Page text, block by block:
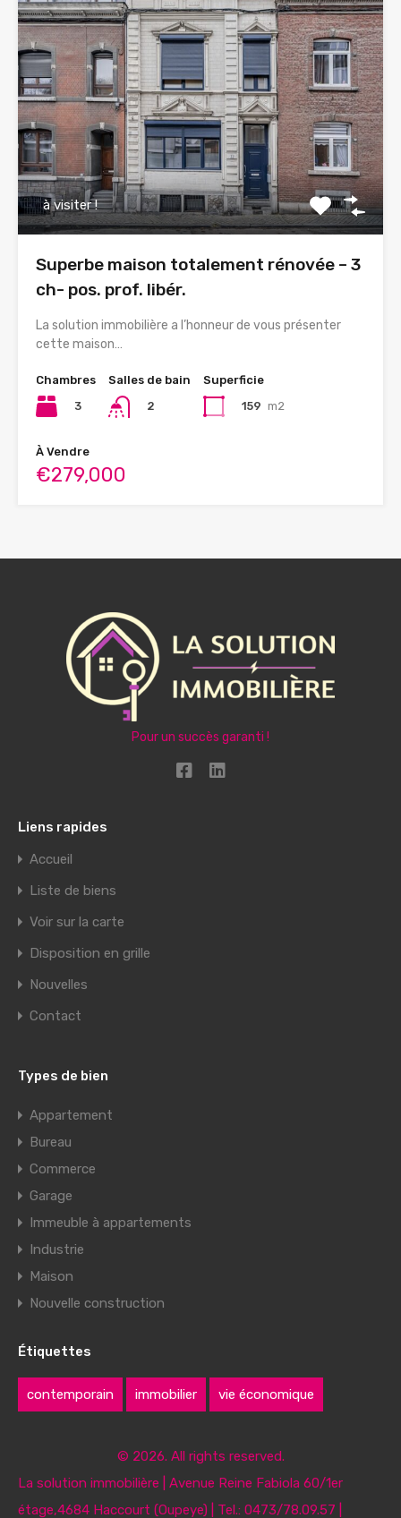
à visiter !
Superbe maison totalement rénovée – 3
ch- pos. prof. libér.
La solution immobilière a l’honneur de vous présenter
cette maison…
Chambres
3
Salles de bain
2
Superficie
159 m2
À Vendre
€279,000
Pour un succès garanti !
Liens rapides
Accueil
Liste de biens
Voir sur la carte
Disposition en grille
Nouvelles
Contact
Types de bien
Appartement
Bureau
Commerce
Garage
Immeuble à appartements
Industrie
Maison
Nouvelle construction
Étiquettes
contemporain immobilier vie économique
© 2026. All rights reserved.
La solution immobilière | Avenue Reine Fabiola 60/1er
étage,4684 Haccourt (Oupeye) | Tel.: 0473/78.09.57 |